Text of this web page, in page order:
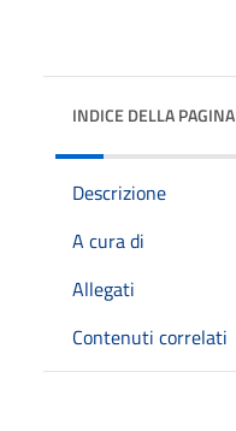
INDICE DELLA PAGINA
Descrizione
A cura di
Allegati
Contenuti correlati